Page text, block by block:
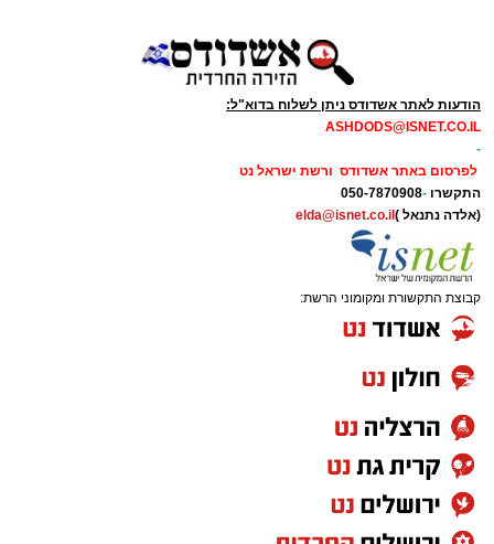
הודעות לאתר אשדודס ניתן לשלוח בדוא"ל:
ASHDODS@ISNET.CO.IL
-
לפרסום באתר אשדודס ורשת ישראל נט
התקשרו -
050-7870908
(אלדה נתנאל ) elda@isnet.co.il
קבוצת התקשורת ומקומוני הרשת: